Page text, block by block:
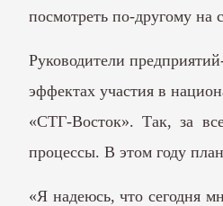
посмотреть по-другому
Руководители
эффектах участия в
«СТГ-Восток». Так, за
процессы. В этом году
«Я надеюсь, что сегодня